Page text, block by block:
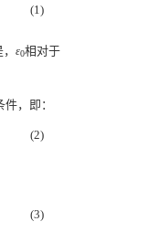
(1)
ε0相对于
，即：
(2)
(3)